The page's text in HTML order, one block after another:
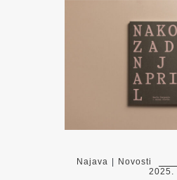
Najava | Novosti
2025.